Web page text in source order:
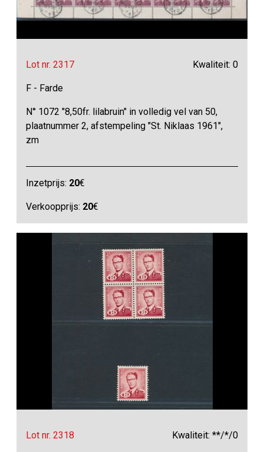
Lot nr. 2317 Kwaliteit: 0
F - Farde
N° 1072 "8,50fr. lilabruin" in volledig vel van 50,
plaatnummer 2, afstempeling "St. Niklaas 1961",
zm
Inzetprijs: 20€
Verkoopprijs: 20€
Lot nr. 2318 Kwaliteit: **/*/0